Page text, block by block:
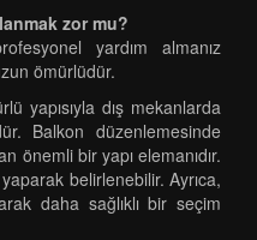
zor mu?
yardım almanız
ömürlüdür.
yapısıyla dış mekanlarda
Balkon düzenlemesinde
önemli bir yapı elemanıdır.
belirlenebilir. Ayrıca,
daha sağlıklı bir seçim